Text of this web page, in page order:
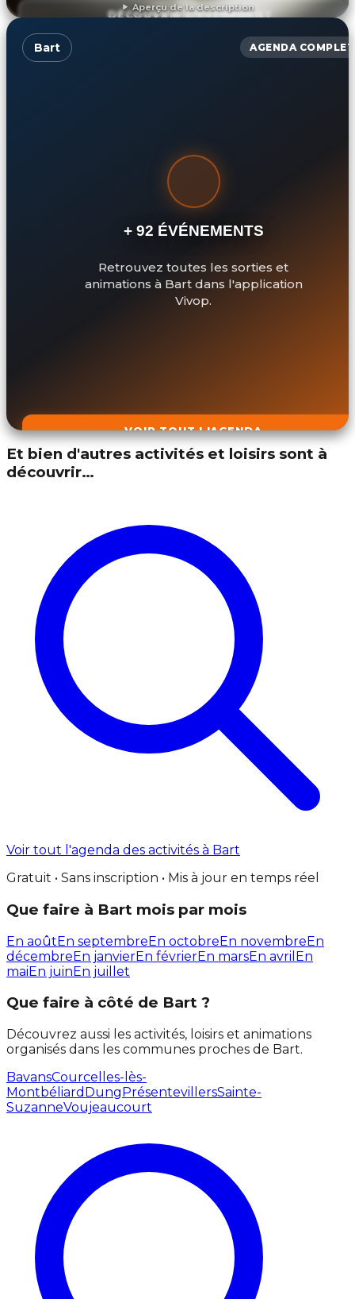
Aperçu de la description
DÉCOUVRIR L'ÉVÉNEMENT
Bart AGENDA COMPLET
+ 92 ÉVÉNEMENTS
Retrouvez toutes les sorties et
animations à Bart dans l'application
Vivop.
VOIR TOUT L'AGENDA
Et bien d'autres activités et loisirs sont à
découvrir…
Voir tout l'agenda des activités à Bart
Gratuit • Sans inscription • Mis à jour en temps réel
Que faire à Bart mois par mois
En aoûtEn septembreEn octobreEn novembreEn
décembreEn janvierEn févrierEn marsEn avril En
maiEn juinEn juillet
Que faire à côté de Bart ?
Découvrez aussi les activités, loisirs et animations
organisés dans les communes proches de Bart.
BavansCourcelles-lès-
Montbéliard DungPrésentevillersSainte-
SuzanneVoujeaucourt